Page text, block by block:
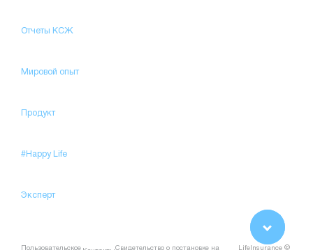
Отчеты КСЖ
Мировой опыт
Продукт
#Happy Life
Эксперт
Пользовательское Свидетельство о постановке на LifeInsurance ©